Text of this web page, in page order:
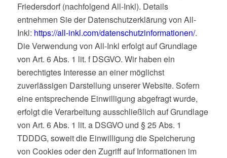
Friedersdorf (nachfolgend All-Inkl). Details
entnehmen Sie der Datenschutzerklärung von All-
Inkl: https://all-inkl.com/datenschutzinformationen/.
Die Verwendung von All-Inkl erfolgt auf Grundlage
von Art. 6 Abs. 1 lit. f DSGVO. Wir haben ein
berechtigtes Interesse an einer möglichst
zuverlässigen Darstellung unserer Website. Sofern
eine entsprechende Einwilligung abgefragt wurde,
erfolgt die Verarbeitung ausschließlich auf Grundlage
von Art. 6 Abs. 1 lit. a DSGVO und § 25 Abs. 1
TDDDG, soweit die Einwilligung die Speicherung
von Cookies oder den Zugriff auf Informationen im